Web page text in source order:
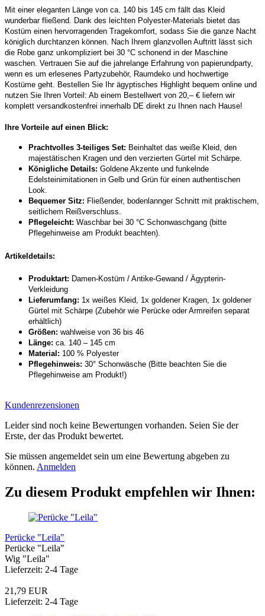
Mit einer eleganten Länge von ca. 140 bis 145 cm fällt das Kleid
wunderbar fließend. Dank des leichten Polyester-Materials bietet das
Kostüm einen hervorragenden Tragekomfort, sodass Sie die ganze Nacht
königlich durchtanzen können. Nach Ihrem glanzvollen Auftritt lässt sich
die Robe ganz unkompliziert bei 30 °C schonend in der Maschine
waschen. Vertrauen Sie auf die jahrelange Erfahrung von papierundparty,
wenn es um erlesenes Partyzubehör, Raumdeko und hochwertige
Kostüme geht. Bestellen Sie Ihr ägyptisches Highlight bequem online und
nutzen Sie Ihren Vorteil: Ab einem Bestellwert von 20,– € liefern wir
komplett versandkostenfrei innerhalb DE direkt zu Ihnen nach Hause!
Ihre Vorteile auf einen Blick:
Prachtvolles 3-teiliges Set: Beinhaltet das weiße Kleid, den
majestätischen Kragen und den verzierten Gürtel mit Schärpe.
Königliche Details: Goldene Akzente und funkelnde
Edelsteinimitationen in Gelb und Grün für einen authentischen
Look.
Bequemer Sitz: Fließender, bodenlannger Schnitt mit praktischem,
seitlichem Reißverschluss.
Pflegeleicht: Waschbar bei 30 °C Schonwaschgang (bitte
Pflegehinweise am Produkt beachten).
Artikeldetails:
Produktart: Damen-Kostüm / Antike-Gewand / Ägypterin-
Verkleidung
Lieferumfang: 1x weißes Kleid, 1x goldener Kragen, 1x goldener
Gürtel mit Schärpe (Zubehör wie Perücke oder Armreifen separat
erhältlich)
Größen: wahlweise von 36 bis 46
Länge: ca. 140 – 145 cm
Material: 100 % Polyester
Pflegehinweis: 30° Schonwäsche (Bitte beachten Sie die
Pflegehinweise am Produkt!)
Kundenrezensionen
Leider sind noch keine Bewertungen vorhanden. Seien Sie der
Erste, der das Produkt bewertet.
Sie müssen angemeldet sein um eine Bewertung abgeben zu
können. Anmelden
Zu diesem Produkt empfehlen wir Ihnen:
Perücke "Leila"
Perücke "Leila"
Wig "Leila"
Lieferzeit: 2-4 Tage
21,79 EUR
Lieferzeit: 2-4 Tage